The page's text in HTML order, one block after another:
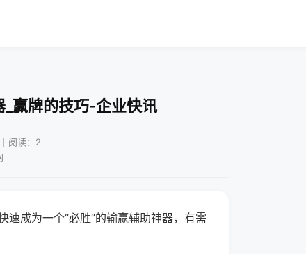
赢牌的技巧-企业快讯
阅读：2
成为一个“必胜”的输赢辅助神器，有需